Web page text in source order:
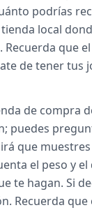
podrías
local
que
de tener tus
de compra
puedes
que
el peso y
te hagan. Si
Recuerda que